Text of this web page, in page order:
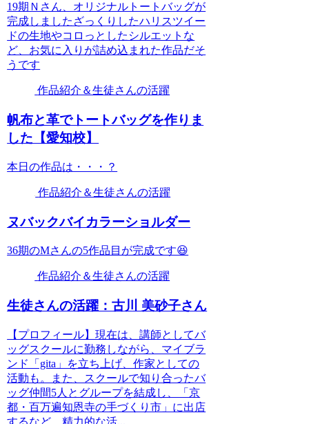
19期Ｎさん、オリジナルトートバッグが
完成しましたざっくりしたハリスツイー
ドの生地やコロっとしたシルエットな
ど、お気に入りが詰め込まれた作品だそ
うです
作品紹介＆生徒さんの活躍
帆布と革でトートバッグを作りま
した【愛知校】
本日の作品は・・・？
作品紹介＆生徒さんの活躍
ヌバックバイカラーショルダー
36期のMさんの5作品目が完成です😆
作品紹介＆生徒さんの活躍
生徒さんの活躍：古川 美砂子さん
【プロフィール】現在は、講師としてバ
ッグスクールに勤務しながら、マイブラ
ンド「gita」を立ち上げ、作家としての
活動も。また、スクールで知り合ったバ
ッグ仲間5人とグループを結成し、「京
都・百万遍知恩寺の手づくり市」に出店
するなど、精力的な活...